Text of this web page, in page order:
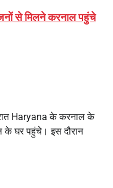
से मिलने करनाल पहुंचे
Haryana के करनाल के
के घर पहुंचे। इस दौरान